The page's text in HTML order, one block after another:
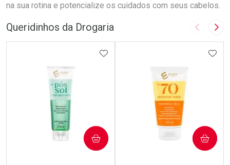
na sua rotina e potencialize os cuidados com seus cabelos.
Queridinhos da Drogaria Imagem
ADICIONAR AOS FAVORITOS
COMPRAR COMPRAR